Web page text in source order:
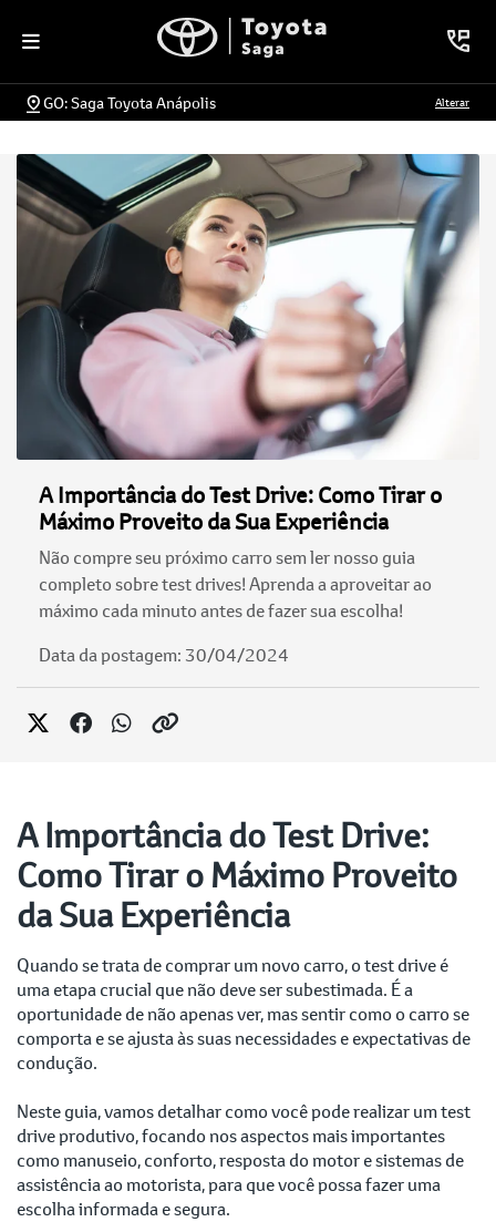
GO: Saga Toyota Anápolis Alterar
A Importância do Test Drive: Como Tirar o
Máximo Proveito da Sua Experiência
Não compre seu próximo carro sem ler nosso guia
completo sobre test drives! Aprenda a aproveitar ao
máximo cada minuto antes de fazer sua escolha!
Data da postagem: 30/04/2024
A Importância do Test Drive:
Como Tirar o Máximo Proveito
da Sua Experiência
Quando se trata de comprar um novo carro, o test drive é
uma etapa crucial que não deve ser subestimada. É a
oportunidade de não apenas ver, mas sentir como o carro se
comporta e se ajusta às suas necessidades e expectativas de
condução.
Neste guia, vamos detalhar como você pode realizar um test
drive produtivo, focando nos aspectos mais importantes
como manuseio, conforto, resposta do motor e sistemas de
assistência ao motorista, para que você possa fazer uma
escolha informada e segura.